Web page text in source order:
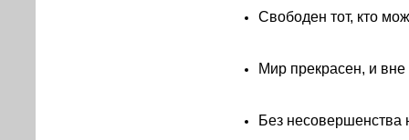
Свободен тот, кто
Мир прекрасен, и вне
Без несовершенства